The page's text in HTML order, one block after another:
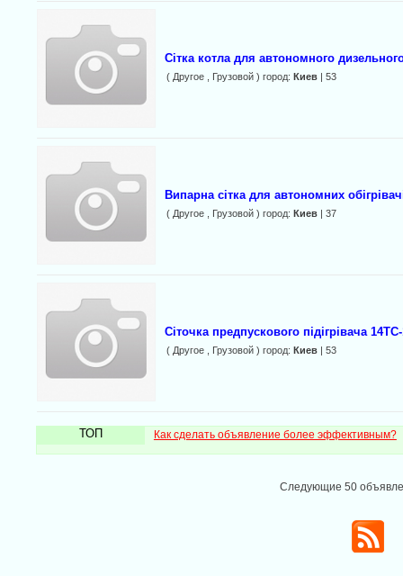
Сітка котла для автономного
( Другое , Грузовой ) город: Киев| 53
Випарна сітка для автономних
( Другое , Грузовой ) город: Киев| 37
Сіточка предпускового підігрівача
( Другое , Грузовой ) город: Киев| 53
ТОП Как сделать объявление более эффективным?
Следующие 50